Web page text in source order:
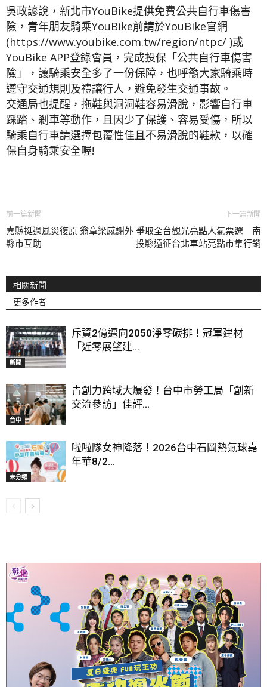
吳政諺說，新北市YouBike提供免費公共自行車傷害
險，青年朋友騎乘YouBike前請於YouBike官網
(https://www.youbike.com.tw/region/ntpc/ )或
YouBike APP登錄會員，完成投保「公共自行車傷害
險」，讓騎乘安全多了一份保障，也呼籲大家騎乘時
遵守交通規則及禮讓行人，避免發生交通事故。
交通局也提醒，拖鞋與洞洞鞋容易滑脫，影響自行車
踩踏、剎車等動作，且因少了保護、容易受傷，所以
騎乘自行車請選擇包覆性佳且不易滑脫的鞋款，以確
保自身騎乘安全喔!
前一篇新聞
嘉縣挺過風災復原 翁章梁感謝外
縣市互助
下一篇新聞
爭取全台觀光亮點人氣票選 南
投縣遠征台北車站亮點市集行銷
相關新聞
更多作者
新聞
斥資2億邁向2050淨零碳排！冠軍建材
「近零展望建...
台中
青創力跨域大爆發！台中市勞工局「創新
交流參訪」佳評...
未分類
啦啦隊女神降落！2026台中石岡熱氣球嘉
年華8/2...